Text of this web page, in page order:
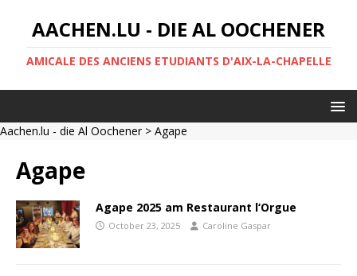
AACHEN.LU - DIE AL OOCHENER
AMICALE DES ANCIENS ETUDIANTS D'AIX-LA-CHAPELLE
Aachen.lu - die Al Oochener> Agape
Agape
Agape 2025 am Restaurant l‘Orgue
October 23, 2025 Caroline Gaspar